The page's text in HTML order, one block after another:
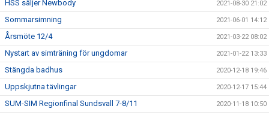
HSS säljer Newbody 2021-08-30 21:02
Sommarsimning 2021-06-01 14:12
Årsmöte 12/4 2021-03-22 08:02
Nystart av simträning för ungdomar 2021-01-22 13:33
Stängda badhus 2020-12-18 19:46
Uppskjutna tävlingar 2020-12-17 15:44
SUM-SIM Regionfinal Sundsvall 7-8/11 2020-11-18 10:50